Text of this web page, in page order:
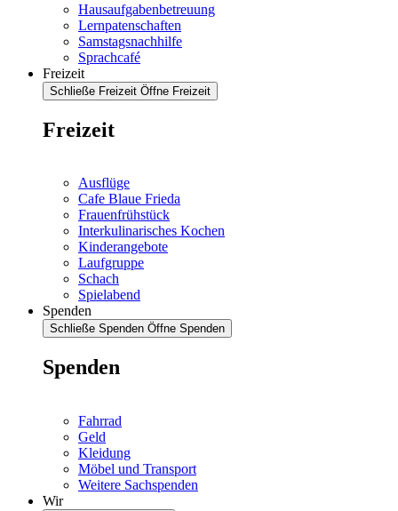
Hausaufgabenbetreuung
Lernpatenschaften
Samstagsnachhilfe
Sprachcafé
Freizeit
Schließe Freizeit Öffne Freizeit
Freizeit
Ausflüge
Cafe Blaue Frieda
Frauenfrühstück
Interkulinarisches Kochen
Kinderangebote
Laufgruppe
Schach
Spielabend
Spenden
Schließe Spenden Öffne Spenden
Spenden
Fahrrad
Geld
Kleidung
Möbel und Transport
Weitere Sachspenden
Wir